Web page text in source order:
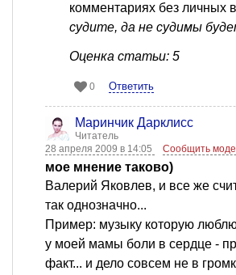
комментариях без личных
судите, да не судимы
Оценка статьи: 5
0 Ответить
Маринчик Дарклисс
Читатель
28 апреля 2009 в 14:05
Сообщить
мое мнение таково)
Валерий Яковлев, и все же
так однозначно...
Пример: музыку которую
у моей мамы боли в сердце -
факт... и дело совсем не в